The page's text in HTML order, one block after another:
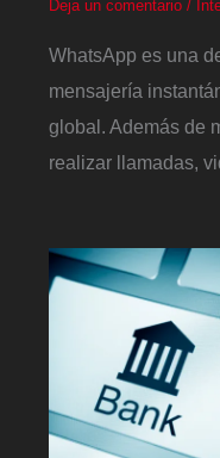
Deja un comentario /
WhatsApp es una
mensajería
global. Además de
realizar llamadas,